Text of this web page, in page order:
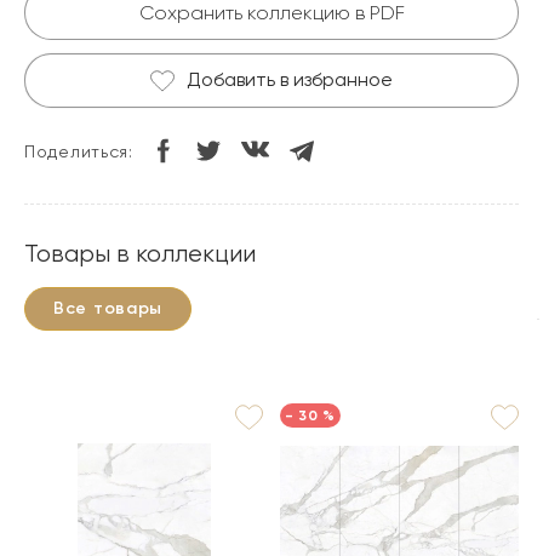
Сохранить коллекцию в PDF
Добавить в избранное
Поделиться:
Товары в коллекции
Все товары
- 30 %